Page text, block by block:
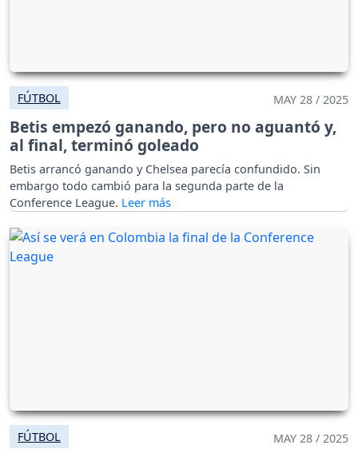
FÚTBOL MAY 28 / 2025
Betis empezó ganando, pero no aguantó y,
al final, terminó goleado
Betis arrancó ganando y Chelsea parecía confundido. Sin
embargo todo cambió para la segunda parte de la
Conference League.
FÚTBOL MAY 28 / 2025